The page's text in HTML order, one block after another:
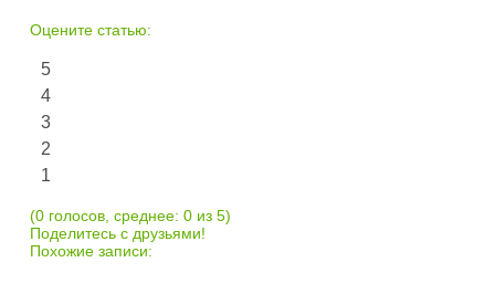
Оцените статью:
5
4
3
2
1
(0 голосов, среднее: 0 из 5)
Поделитесь с друзьями!
Похожие записи: